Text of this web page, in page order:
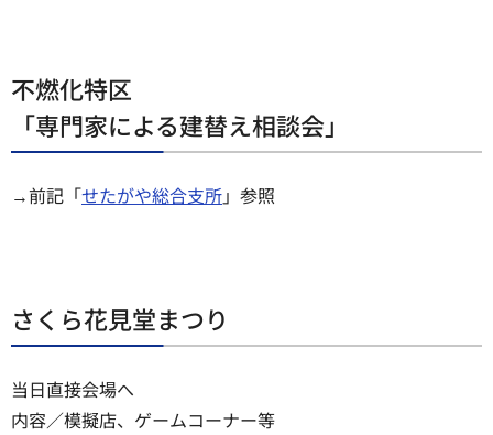
不燃化特区
「専門家による建替え相談会」
→前記「せたがや総合支所」参照
さくら花見堂まつり
当日直接会場へ
内容／模擬店、ゲームコーナー等